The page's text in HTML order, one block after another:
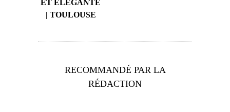
ET ÉLÉGANTE
| TOULOUSE
RECOMMANDÉ PAR LA
RÉDACTION